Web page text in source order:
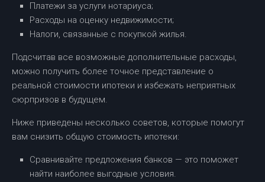
Платежи за услуги нотариуса;
Расходы на оценку недвижимости;
Налоги, связанные с покупкой жилья.
Подсчитав все возможные дополнительные расходы,
можно получить более точное представление о
реальной стоимости ипотеки и избежать неприятных
сюрпризов в будущем.
Ниже приведены несколько советов, которые помогут
вам снизить общую стоимость ипотеки:
Сравнивайте предложения банков — это поможет
найти наиболее выгодные условия.